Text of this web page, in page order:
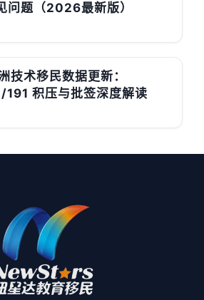
问题（2026最新版）
技术移民数据更新：
积压与批签深度解读